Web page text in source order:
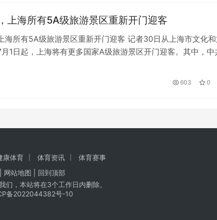
上海所有5A级旅游景区重新开门迎客
海所有5A级旅游景区重新开门迎客 记者30日从上海市文化
1日起，上海将有更多国家A级旅游景区开门迎客。其中，中
603 0
康体育 体育资讯
体育赛事
网站地图 | 回到顶部
，本站将在3个工作日内删除。
备2022044382号-10